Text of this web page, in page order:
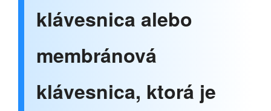
klávesnica alebo
membránová
klávesnica, ktorá je